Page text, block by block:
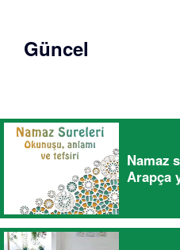
Güncel
Namaz
Arapça